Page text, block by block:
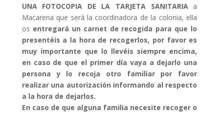
UNA FOTOCOPIA DE LA TARJETA SANITARIAa
Macarena que será la coordinadora de la colonia, ella
os entregará un carnet de recogida para que lo
presentéis a la hora de recogerlos, por favor es
muy importante que lo llevéis siempre encima,
en caso de que el primer día vaya a dejarlo una
persona y lo recoja otro familiar por favor
realizar una autorización informando al respecto
a la hora de dejarlos.
En caso de que alguna familia necesite recoger o